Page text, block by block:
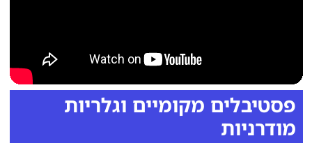
פסטיבלים מקומיים וגלריות
מודרניות